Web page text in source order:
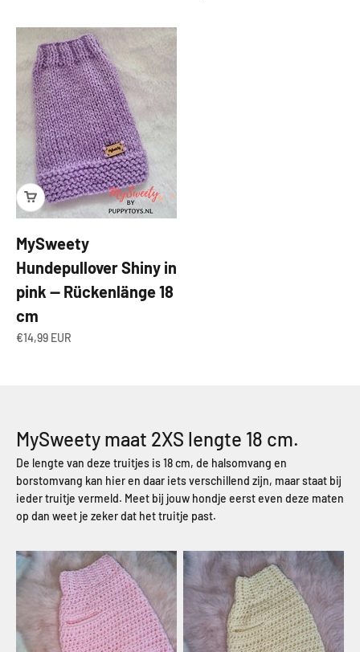
MySweety
Hundepullover Shiny in
pink — Rückenlänge 18
cm
Angebot
€14,99 EUR
MySweety maat 2XS lengte 18 cm.
De lengte van deze truitjes is 18 cm, de halsomvang en
borstomvang kan hier en daar iets verschillend zijn, maar staat bij
ieder truitje vermeld. Meet bij jouw hondje eerst even deze maten
op dan weet je zeker dat het truitje past.